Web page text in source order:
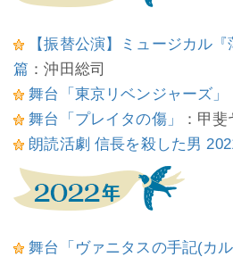
【振替公演】ミュージカル
篇 ：沖田総司
舞台「東京リベンジャーズ」
舞台「プレイタの傷」
：甲斐
朗読活劇 信長を殺した男
舞台「ヴァニタスの手記(カル